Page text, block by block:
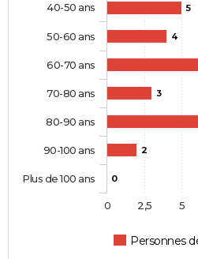
5
4
3
2
0
Personnes
40-50 ans
50-60 ans
60-70 ans
70-80 ans
80-90 ans
90-100 ans
Plus de 100 ans
0 2,5 5